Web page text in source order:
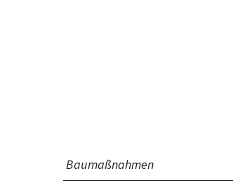
Baumaßnahmen